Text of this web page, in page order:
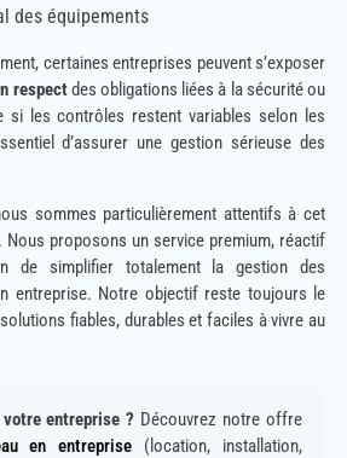
des équipements
certaines entreprises peuvent s’exposer
respectdes obligations liées à la sécurité ou
si les contrôles restent variables selon les
d’assurer une gestion sérieuse des
sommes particulièrement attentifs à cet
Nous proposons un service premium, réactif
de simplifier totalement la gestion des
entreprise. Notre objectif reste toujours le
fiables, durables et faciles à vivre au
entreprise ? Découvrez notre offre
en entreprise (location, installation,